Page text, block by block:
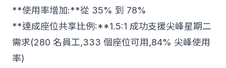
**使用率增加:**從 35% 到 78%
**達成座位共享比例:**1.5:1 成功支援尖峰星期二
需求(280 名員工,333 個座位可用,84% 尖峰使用
率)